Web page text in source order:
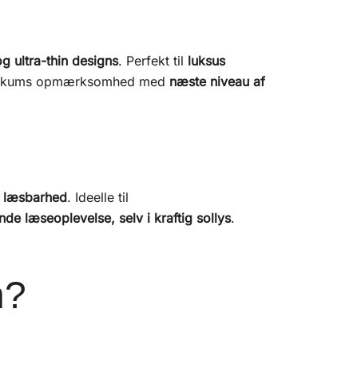
ultra-thin designs. Perfekt til luksus
opmærksomhed med næste niveau af
læsbarhed. Ideelle til
læseoplevelse, selv i kraftig sollys.